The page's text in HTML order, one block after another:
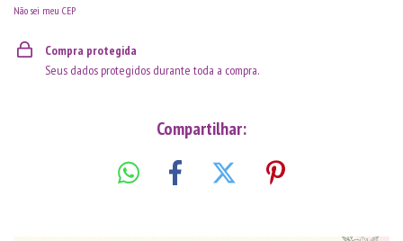
Não sei meu CEP
Compra protegida
Seus dados protegidos durante toda a compra.
Compartilhar: